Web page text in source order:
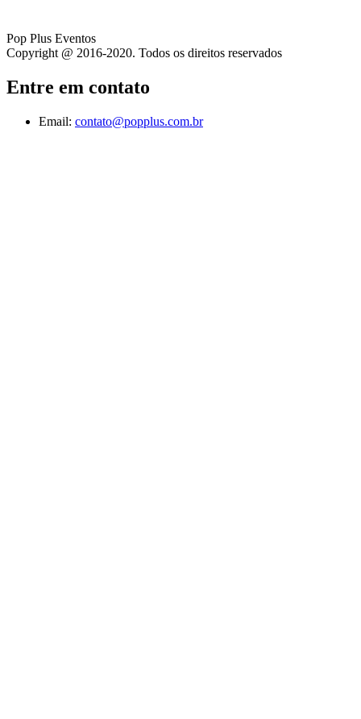
Pop Plus Eventos
Copyright @ 2016-2020. Todos os direitos reservados
Entre em contato
Email: contato@popplus.com.br